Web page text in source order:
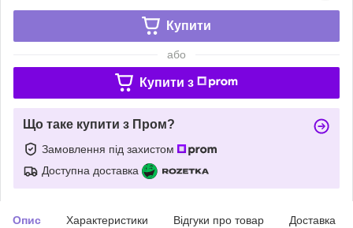
Купити
або
Купити з
Що таке купити з Пром?
Замовлення під захистом
Доступна доставка
Опис Характеристики Відгуки про товар Доставка